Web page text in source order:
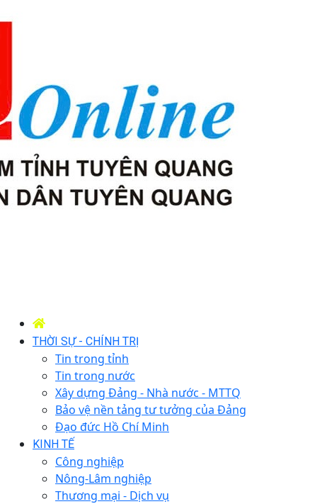
THỜI SỰ - CHÍNH TRỊ
Tin trong tỉnh
Tin trong nước
Xây dựng Đảng - Nhà nước - MTTQ
Bảo vệ nền tảng tư tưởng của Đảng
Đạo đức Hồ Chí Minh
KINH TẾ
Công nghiệp
Nông-Lâm nghiệp
Thương mại - Dịch vụ